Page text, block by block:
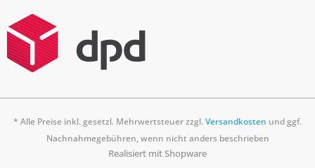
* Alle Preise inkl. gesetzl. Mehrwertsteuer zzgl.Versandkosten und ggf.
Nachnahmegebühren, wenn nicht anders beschrieben
Realisiert mit Shopware